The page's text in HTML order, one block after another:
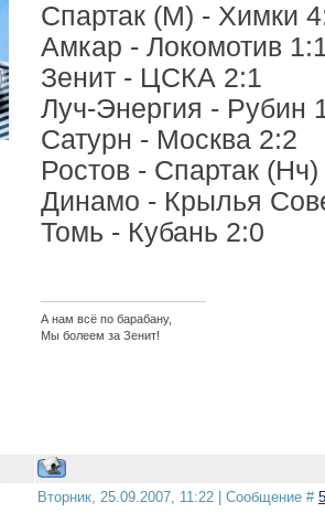
Спартак (М) - Химки
Амкар - Локомотив
Зенит - ЦСКА 2:1
Луч-Энергия - Рубин
Сатурн - Москва 2:2
Ростов - Спартак
Динамо - Крылья
Томь - Кубань 2:0
А нам всё по барабану,
Мы болеем за Зенит!
Вторник, 25.09.2007, 11:22 | Сообщение # 5